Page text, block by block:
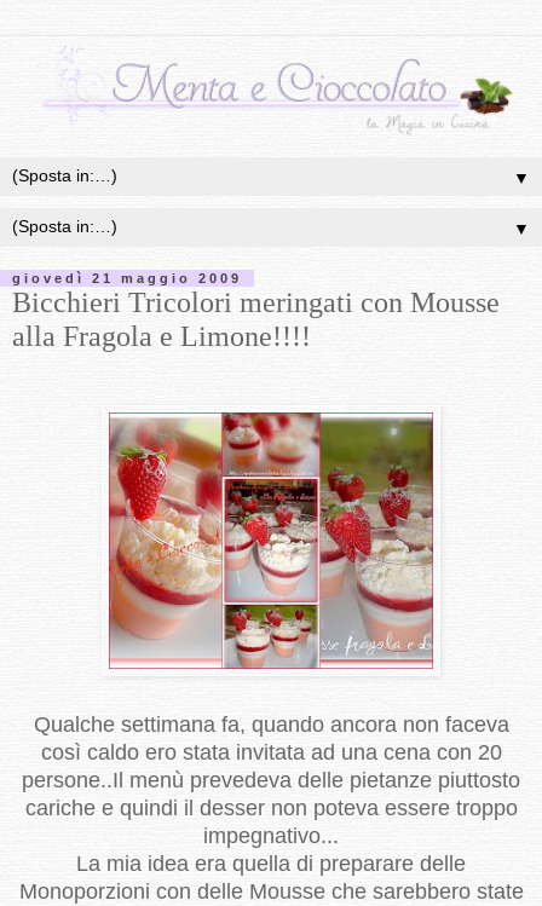
▼
▼
giovedì 21 maggio 2009
Bicchieri Tricolori meringati con Mousse
alla Fragola e Limone!!!!
Qualche settimana fa, quando ancora non faceva
così caldo ero stata invitata ad una cena con 20
persone..Il menù prevedeva delle pietanze piuttosto
cariche e quindi il desser non poteva essere troppo
impegnativo...
La mia idea era quella di preparare delle
Monoporzioni con delle Mousse che sarebbero state